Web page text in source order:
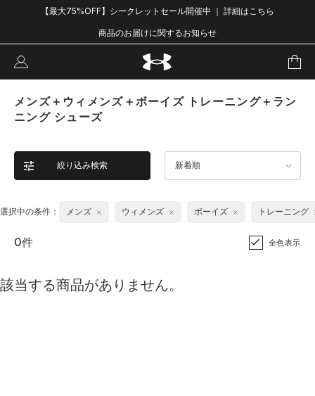
【最大75%OFF】シークレットセール開催中 ｜ 詳細はこちら
商品のお届けに関するお知らせ
メンズ＋ウィメンズ＋ボーイズ トレーニング＋ラン
ニング シューズ
絞り込み検索 新着順
選択中の条件： メンズ ウィメンズ ボーイズ トレーニング
0件 全色表示
該当する商品がありません。